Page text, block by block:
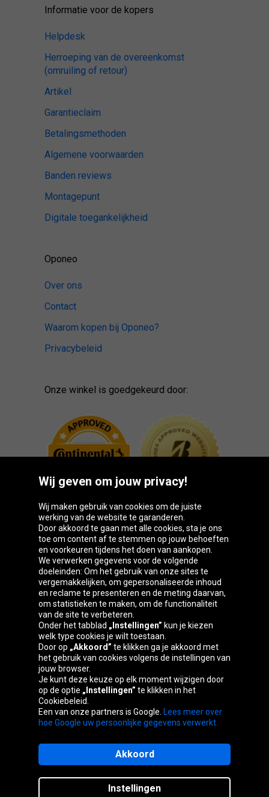
Informatie voor de kopers
Helpdesk
Herroeping van de overeenkomst
(omruiling of retour)
Artikel
Garantieclaim
Betalingsmethoden
Algemene voorwaarden
Banden reviews
Montagepunt
Digitale toegankelijkheid
Oponeo
Over ons
Contact
Waarom kopen bij Oponeo?
Privacybeleid
Onze winkel is goedgekeurd door:
Oponeo-groep
Česká
republika
Deutschland Éire España
France Italia Magyarország Nederland
Österreich
republika
Kingdom
Sitemaps
Wij geven om jouw privacy!
Wij maken gebruik van cookies om de juiste
werking van de website te garanderen.
Door akkoord te gaan met alle cookies, sta je ons
toe om content af te stemmen op jouw behoeften
en voorkeuren tijdens het doen van aankopen.
We verwerken gegevens voor de volgende
doeleinden: Om het gebruik van onze sites te
vergemakkelijken, om gepersonaliseerde inhoud
en reclame te presenteren en de meting daarvan,
om statistieken te maken, om de functionaliteit
van de site te verbeteren.
Onder het tabblad „Instellingen” kun je kiezen
welk type cookies je wilt toestaan.
Door op „Akkoord” te klikken ga je akkoord met
het gebruik van cookies volgens de instellingen van
jouw browser.
Je kunt deze keuze op elk moment wijzigen door
op de optie „Instellingen” te klikken in het
Cookiebeleid.
Een van onze partners is Google. Lees meer over
hoe Google uw persoonlijke gegevens verwerkt.
Instellingen
Akkoord